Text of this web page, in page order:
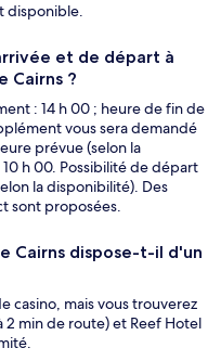
disponible.
et de départ à
Cairns ?
: 14 h 00 ; heure de fin de
vous sera demandé
prévue (selon la
h 00. Possibilité de départ
la disponibilité). Des
sont proposées.
Cairns dispose-t-il d'un
casino, mais vous trouverez
2 min de route) et Reef Hotel